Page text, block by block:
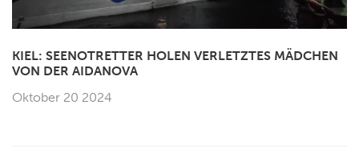
KIEL: SEENOTRETTER HOLEN VERLETZTES MÄDCHEN
VON DER AIDANOVA
Oktober 20 2024